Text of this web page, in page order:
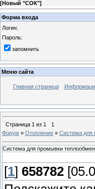
[Новый "СОК"]
Форма входа
Логин:
Пароль:
запомнить
Меню сайта
Главная страница
Страница 1 из 1
1
Форум » Отопление » Система для
Система для промывки
[1] 658782